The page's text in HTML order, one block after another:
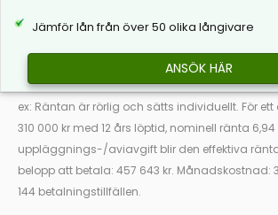
Jämför lån från över 50 olika långivare
ANSÖK HÄR
ex: Räntan är rörlig och sätts individuellt. För
310 000 kr med 12 års löptid, nominell ränta 6,94
uppläggnings-/aviavgift blir den effektiva
belopp att betala: 457 643 kr. Månadskostnad:
144 betalningstillfällen.